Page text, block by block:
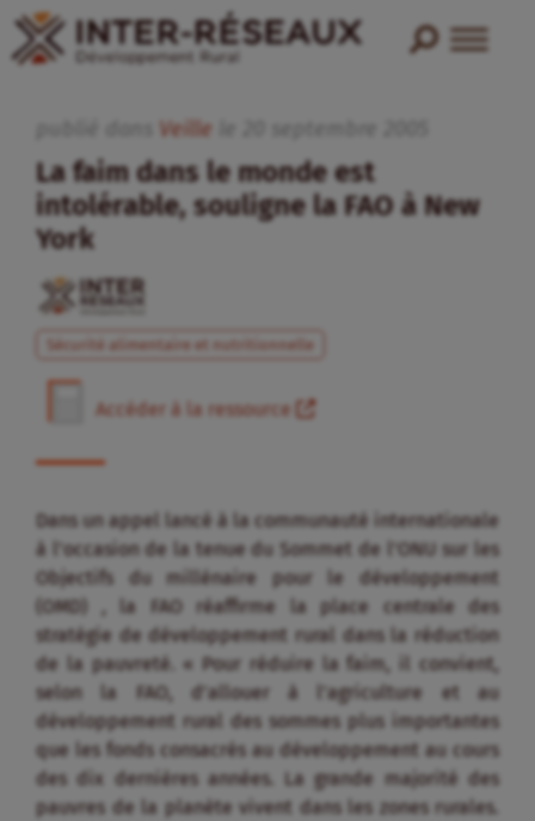
Veille
La faim dans le monde est
intolérable, souligne la FAO à New
York
Sécurité alimentaire et nutritionnelle
Accéder à la ressource
Dans un appel lancé à la communauté internationale
à l’occasion de la tenue du Sommet de l’ONU sur les
Objectifs du millénaire pour le développement
(OMD) , la FAO réaffirme la place centrale des
stratégie de développement rural dans la réduction
de la pauvreté. « Pour réduire la faim, il convient,
selon la FAO, d’allouer à l’agriculture et au
développement rural des sommes plus importantes
que les fonds consacrés au développement au cours
des dix dernières années. La grande majorité des
pauvres de la planète vivent dans les zones rurales.